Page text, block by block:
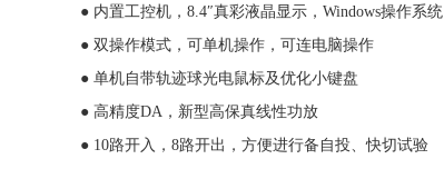
● 内置工控机，8.4″真彩液晶显示，Windows操作系统
● 双操作模式，可单机操作，可连电脑操作
● 单机自带轨迹球光电鼠标及优化小键盘
● 高精度DA，新型高保真线性功放
● 10路开入，8路开出，方便进行备自投、快切试验